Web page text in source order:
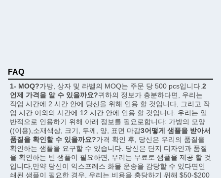
FAQ
1- MOQ?가방, 상자 및 라벨의 MOQ는 주문 당 500 pcs입니다. 2
언제 가격을 알 수 있을까요?귀하의 정보가 충분하다면, 우리는
작업 시간에 2 시간 안에 당신을 위해 인용 할 것입니다, 그리고 작
업 시간 이외의 시간에 12 시간 안에 인용 할 것입니다. 우리는 일
반적으로 인용하기 위해 아래 정보를 필요로합니다: 가방의 모양
((이용),소재색상, 크기, 두께, 양, 표면 마감3어떻게 샘플을 받아서
품질을 확인할 수 있을까요?가격 확인 후, 당신은 우리의 품질을
확인하는 샘플을 요구할 수 있습니다. 당신은 단지 디자인과 품질
을 확인하는 빈 샘플이 필요하면, 우리는 무료로 샘플을 제공 할 것
입니다,만약 당신이 익스프레스 화물 운송을 감당할 수 있다면인
쇄된 샘플이 필요한 경우, 우리는 비용을 충당하기 위해 $50-$200